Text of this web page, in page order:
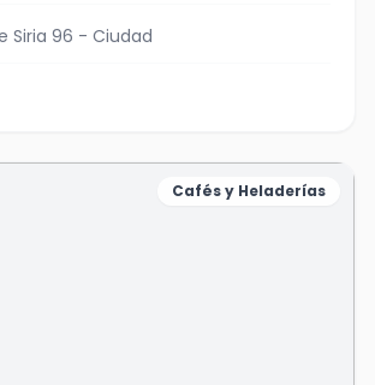
Siria 96 - Ciudad
Cafés y Heladerías